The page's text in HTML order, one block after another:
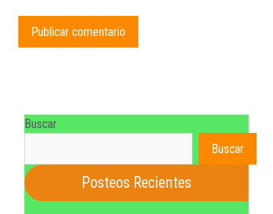
Buscar
Buscar
Posteos Recientes